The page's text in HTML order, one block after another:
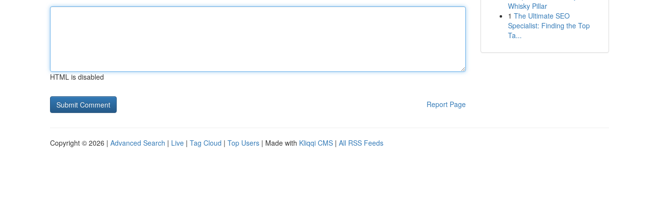
HTML is disabled
Report Page
Whisky Pillar
1 The Ultimate SEO
Specialist: Finding the Top
Ta...
Copyright © 2026 | Advanced Search | Live | Tag Cloud | Top Users | Made with Kliqqi CMS | All RSS Feeds